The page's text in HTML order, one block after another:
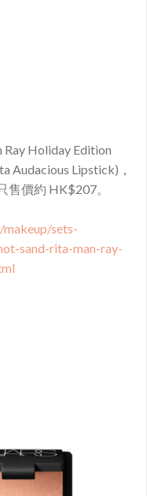
Ray Holiday Edition
Audacious Lipstick)，
售價約 HK$207。
sets-
sand-rita-man-ray-